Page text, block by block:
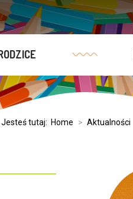
Jesteś tutaj: Home > Aktualności